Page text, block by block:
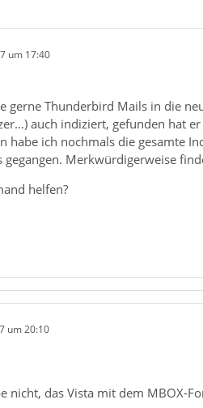
um 17:40
gerne Thunderbird Mails in die
auch indiziert, gefunden hat
habe ich nochmals die gesamte
gegangen. Merkwürdigerweise
helfen?
um 20:10
nicht, das Vista mit dem MBOX-